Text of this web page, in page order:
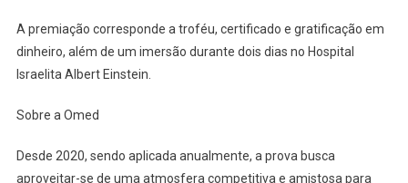
A premiação corresponde a troféu, certificado e gratificação em
dinheiro, além de um imersão durante dois dias no Hospital
Israelita Albert Einstein.
Sobre a Omed
Desde 2020, sendo aplicada anualmente, a prova busca
aproveitar-se de uma atmosfera competitiva e amistosa para